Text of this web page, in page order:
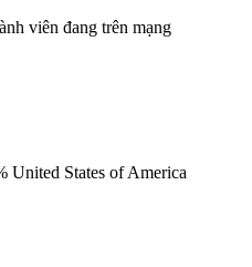
viên đang trên mạng
United States of America